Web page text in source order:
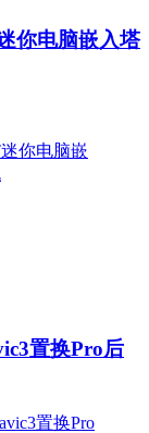
你电脑嵌入塔
置换Pro后